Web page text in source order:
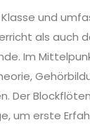
Klasse und
als auch
Im
Der
um erste